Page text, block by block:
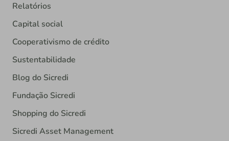
Relatórios
Capital social
Cooperativismo de crédito
Sustentabilidade
Blog do Sicredi
Fundação Sicredi
Shopping do Sicredi
Sicredi Asset Management